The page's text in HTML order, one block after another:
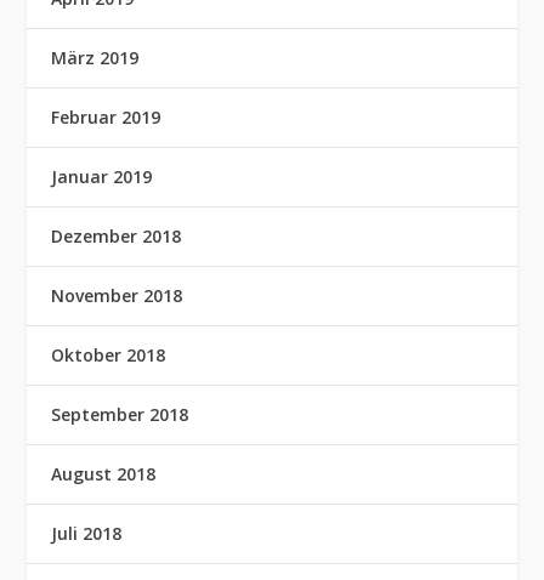
März 2019
Februar 2019
Januar 2019
Dezember 2018
November 2018
Oktober 2018
September 2018
August 2018
Juli 2018